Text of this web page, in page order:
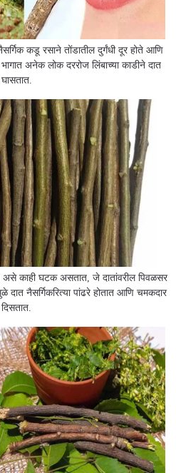
कडू रसाने तोंडातील दुर्गंधी दूर होते आणि
अनेक लोक दररोज लिंबाच्या काडीने दात
घासतात.
असे काही घटक असतात, जे दातांवरील पिवळसर
नैसर्गिकरित्या पांढरे होतात आणि चमकदार
दिसतात.